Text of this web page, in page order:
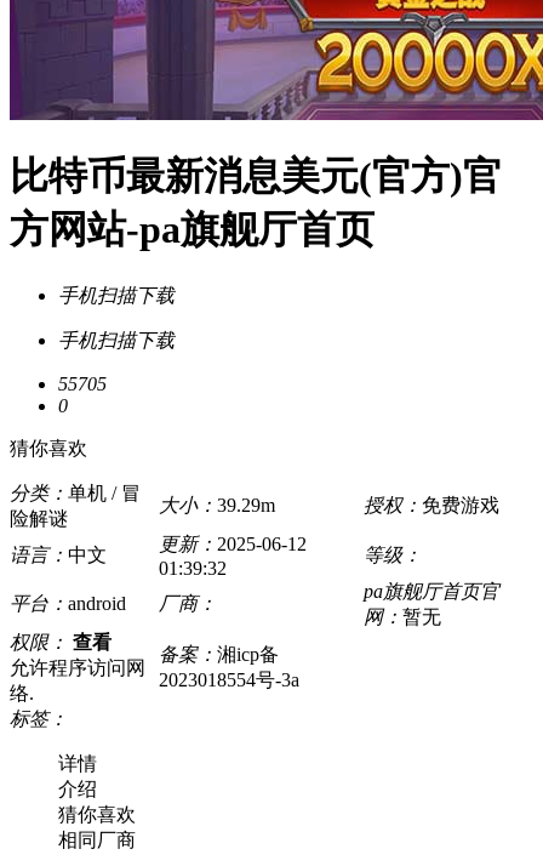
比特币最新消息美元(官方)官
方网站-pa旗舰厅首页
手机扫描下载
手机扫描下载
55705
0
猜你喜欢
分类： 单机 / 冒
险解谜
大小： 39.29m 授权： 免费游戏
语言： 中文
更新： 2025-06-12
01:39:32
等级：
平台： android 厂商：
pa旗舰厅首页官
网： 暂无
权限： 查看
允许程序访问网
络.
备案： 湘icp备
2023018554号-3a
标签：
详情
介绍
猜你喜欢
相同厂商